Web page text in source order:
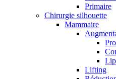
Primaire
Chirurgie silhouette
Mammaire
Lifting